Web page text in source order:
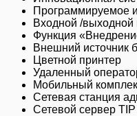
Программируемое
Входной /
Функция
Внешний источник
Цветной принтер
Удаленный
Мобильный
Сетевая станция
Сетевой сервер TIP